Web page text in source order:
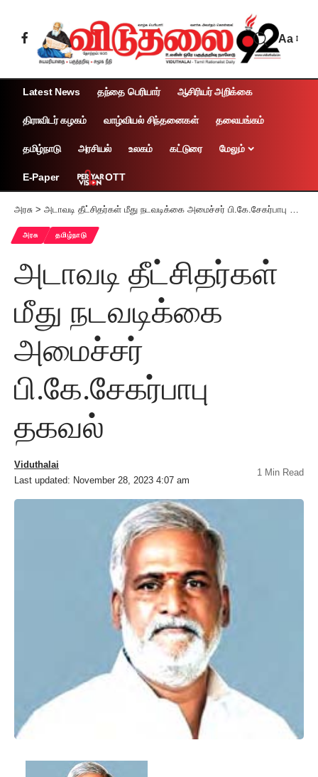
Aa
Latest News தந்தை பெரியார் ஆசிரியர் அறிக்கை
திராவிடர் கழகம் வாழ்வியல் சிந்தனைகள் தலையங்கம்
தமிழ்நாடு அரசியல் உலகம் கட்டுரை மேலும்
E-Paper OTT
அரசு > அடாவடி தீட்சிதர்கள் மீது நடவடிக்கை அமைச்சர் பி.கே.சேகர்பாபு தகவல்
அரசு தமிழ்நாடு
அடாவடி தீட்சிதர்கள்
மீது நடவடிக்கை
அமைச்சர்
பி.கே.சேகர்பாபு
தகவல்
Last updated: November 28, 2023 4:07 am
Viduthalai
1 Min Read